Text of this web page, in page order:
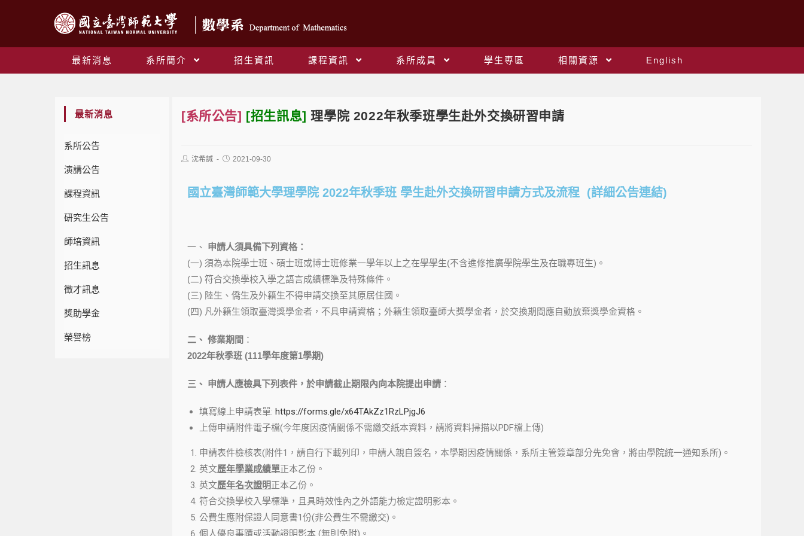
最新消息 系所簡介 招生資訊 課程資訊 系所成員 學生專區 相關資源
English
最新消息
系所公告
演講公告
課程資訊
研究生公告
師培資訊
招生訊息
徵才訊息
獎助學金
榮譽榜
[系所公告] [招生訊息]理學院 2022年秋季班學生赴外交換研習申請
沈希諴 2021-09-30
國立臺灣師範大學理學院 2022年秋季班 學生赴外交換研習申請方式及流程 (詳細公告連結)
一、 申請人須具備下列資格：
(一) 須為本院學士班、碩士班或博士班修業一學年以上之在學學生(不含進修推廣學院學生及在職專班生)。
(二) 符合交換學校入學之語言成績標準及特殊條件。
(三) 陸生、僑生及外籍生不得申請交換至其原居住國。
(四) 凡外籍生領取臺灣獎學金者，不具申請資格；外籍生領取臺師大獎學金者，於交換期間應自動放棄獎學金資格。
二、 修業期間 ：
2022年秋季班 (111學年度第1學期)
三、 申請人應檢具下列表件，於申請截止期限內向本院提出申請 ：
填寫線上申請表單: https://forms.gle/x64TAkZz1RzLPjgJ6
上傳申請附件電子檔(今年度因疫情關係不需繳交紙本資料，請將資料掃描以PDF檔上傳)
申請表件檢核表(附件1，請自行下載列印，申請人親自簽名，本學期因疫情關係，系所主管簽章部分先免會，將由學院統一通知系所)。
英文歷年學業成績單正本乙份。
英文歷年名次證明 正本乙份。
符合交換學校入學標準，且具時效性內之外語能力檢定證明影本。
公費生應附保證人同意書1份(非公費生不需繳交)。
個人優良事蹟或活動證明影本 (無則免附)。